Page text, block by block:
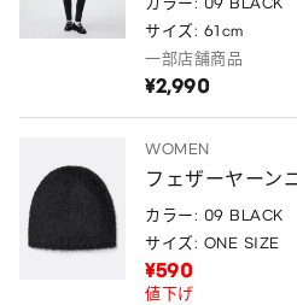
サイズ: 61cm
一部店舗商品
¥2,990
WOMEN
フェザーヤーン
カラー: 09 BLACK
サイズ: ONE SIZE
¥590
値下げ